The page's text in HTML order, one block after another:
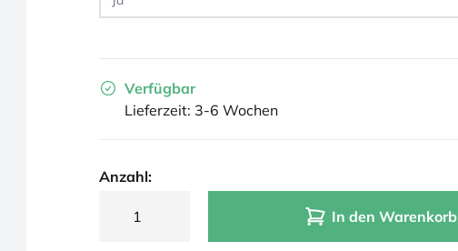
Verfügbar
Lieferzeit: 3-6 Wochen
Anzahl:
In den Warenkorb